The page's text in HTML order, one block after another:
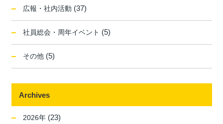
広報・社内活動 (37)
社員総会・周年イベント (5)
その他 (5)
Archives
2026年 (23)